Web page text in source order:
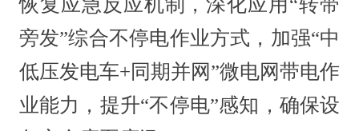
恢复应急反应机制，深化应用“转带
旁发”综合不停电作业方式，加强“中
低压发电车+同期并网”微电网带电作
业能力，提升“不停电”感知，确保设